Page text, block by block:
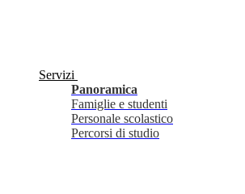
Servizi
Panoramica
Famiglie e studenti
Personale scolastico
Percorsi di studio